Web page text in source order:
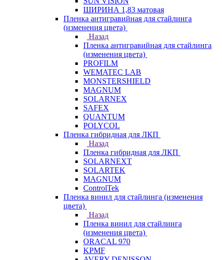
ШИРИНА 1,83 матовая
Пленка антигравийная для стайлинга
(изменения цвета)
Назад
Пленка антигравийная для стайлинга
(изменения цвета)
PROFILM
WEMATEC LAB
MONSTERSHIELD
MAGNUM
SOLARNEX
SAFEX
QUANTUM
POLYCOL
Пленка гибридная для ЛКП
Назад
Пленка гибридная для ЛКП
SOLARNEXT
SOLARTEK
MAGNUM
ControlTek
Пленка винил для стайлинга (изменения
цвета)
Назад
Пленка винил для стайлинга
(изменения цвета)
ORACAL 970
KPMF